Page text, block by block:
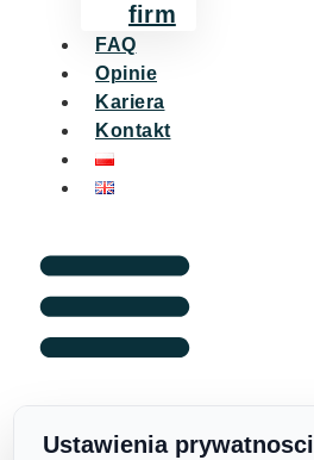
firm
FAQ
Opinie
Kariera
Kontakt
Ustawienia prywatnosci